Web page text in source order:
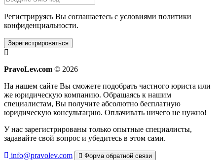
Регистрируясь Вы соглашаетесь с условиями политики
конфиденциальности.
Зарегистрироваться
PravoLev.com © 2026
На нашем сайте Вы сможете подобрать частного юриста или
же юридическую компанию. Обращаясь к нашим
специалистам, Вы получите абсолютно бесплатную
юридическую консультацию. Оплачивать ничего не нужно!
У нас зарегистрированы только опытные специалисты,
задавайте свой вопрос и убедитесь в этом сами.
info@pravolev.com Форма обратной связи